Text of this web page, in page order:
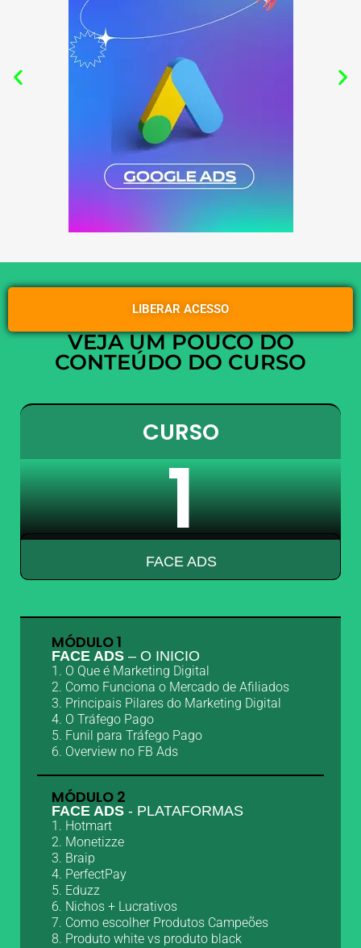
LIBERAR ACESSO
VEJA UM POUCO DO
CONTEÚDO DO CURSO
CURSO
1
FACE ADS
MÓDULO 1
FACE ADS– O INICIO
1. O Que é Marketing Digital
2. Como Funciona o Mercado de Afiliados
3. Principais Pilares do Marketing Digital
4. O Tráfego Pago
5. Funil para Tráfego Pago
6. Overview no FB Ads
MÓDULO 2
FACE ADS - PLATAFORMAS
1. Hotmart
2. Monetizze
3. Braip
4. PerfectPay
5. Eduzz
6. Nichos + Lucrativos
7. Como escolher Produtos Campeões
8. Produto white vs produto black